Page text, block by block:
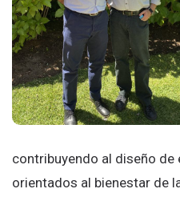
contribuyendo al diseño
orientados al bienestar de